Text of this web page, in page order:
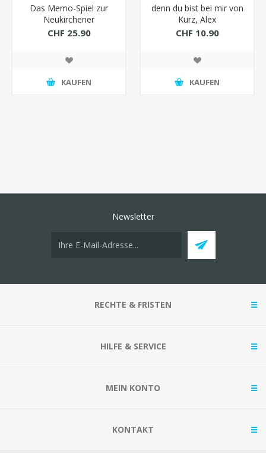
Das Memo-Spiel zur
Neukirchener
Kinderbibel von Kort,
CHF 25.90
KAUFEN
denn du bist bei mir von
Kurz, Alex
CHF 10.90
KAUFEN
Newsletter
RECHTE & FRISTEN
HILFE & SERVICE
MEIN KONTO
KONTAKT